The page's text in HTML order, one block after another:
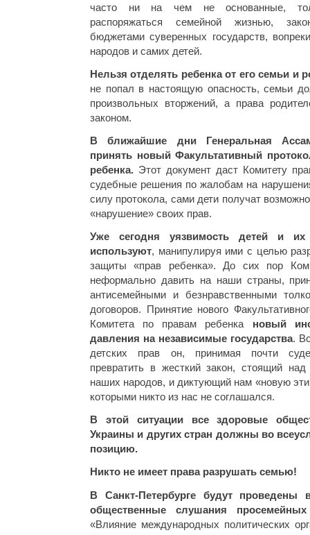
часто ни на чем не основанные,
распоряжаться семейной жизнью,
бюджетами суверенных государств,
народов и самих детей.
Нельзя отделять ребенка от его семьи и
не попал в настоящую опасность, семьи
произвольных вторжений, а права
законом.
В ближайшие дни Генеральная
принять новый Факультативный
ребенка. Этот документ даст Комитету
судебные решения по жалобам на
силу протокола, сами дети получат
«нарушение» своих прав.
Уже сегодня уязвимость детей и
используют, манипулируя ими с целью
защиты «прав ребенка». До сих пор
неформально давить на наши страны,
антисемейными и безнравственными
договоров. Принятие нового
Комитета по правам ребенка новый
давления на независимые государства.
детских прав он, принимая почти
превратить в жесткий закон, стоящий
наших народов, и диктующий нам «новую
которыми никто из нас не соглашался.
В этой ситуации все здоровые
Украины и других стран должны во
позицию.
Никто не имеет права разрушать семью!
В Санкт-Петербурге будут проведены
общественные слушания просемейных
«Влияние международных политических